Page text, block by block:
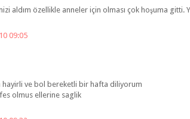
aldım özellikle anneler için olması çok hoşuma gitti.
09:05
hayirli ve bol bereketli bir hafta diliyorum
olmus ellerine saglik